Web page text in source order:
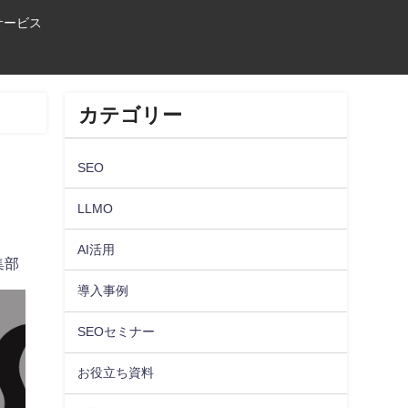
ービス
部
カテゴリー
SEO
LLMO
AI活用
導入事例
SEOセミナー
お役立ち資料